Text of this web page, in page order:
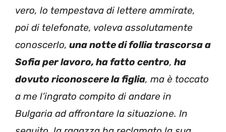
vero, lo tempestava di lettere ammirate,
poi di telefonate, voleva assolutamente
conoscerlo, una notte di follia trascorsa a
Sofia per lavoro, ha fatto centro, ha
dovuto riconoscere la figlia, ma è toccato
a me l’ingrato compito di andare in
Bulgaria ad affrontare la situazione. In